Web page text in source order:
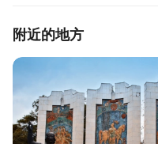
附近的地方